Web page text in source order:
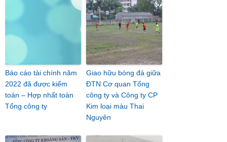
Báo cáo tài chính năm
2022 đã được kiểm
toán – Hợp nhất toàn
Tổng công ty
Giao hữu bóng đá giữa
ĐTN Cơ quan Tổng
công ty và Công ty CP
Kim loại màu Thai
Nguyên